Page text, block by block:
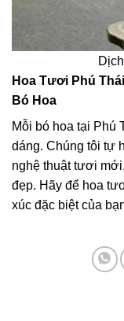
Hoa Tươi Phú
Bó Hoa
Mỗi bó hoa tại Phú
dáng. Chúng tôi tự
nghệ thuật tươi
đẹp. Hãy để hoa
xúc đặc biệt của